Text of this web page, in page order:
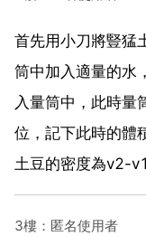
首先用小刀將豎猛
筒中加入適量的水
入量筒中，此時量
位，記下此時的體
土豆的密度為v2-v1
3樓：匿名使用者